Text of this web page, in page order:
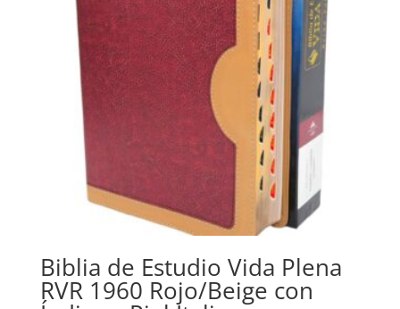
Biblia de Estudio Vida Plena
RVR 1960 Rojo/Beige con